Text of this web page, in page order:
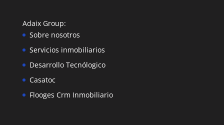
Adaix Group:
Sobre nosotros
Servicios inmobiliarios
Desarrollo Tecnólogico
Casatoc
Flooges Crm Inmobiliario